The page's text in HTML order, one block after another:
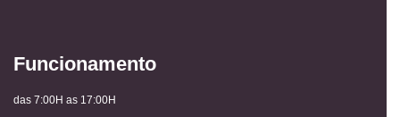
Funcionamento
das 7:00H as 17:00H